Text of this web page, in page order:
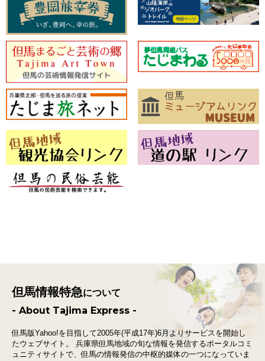
但馬情報特急について
- About Tajima Express -
但馬版Yahoo!を目指して2005年(平成17年)6月よりサービスを開始し
たウェブサイト。
兵庫県但馬地域の旬な情報を発信するポータルコミ
ュニティサイトで、但馬の情報発信の中枢的媒体の一つになっていま